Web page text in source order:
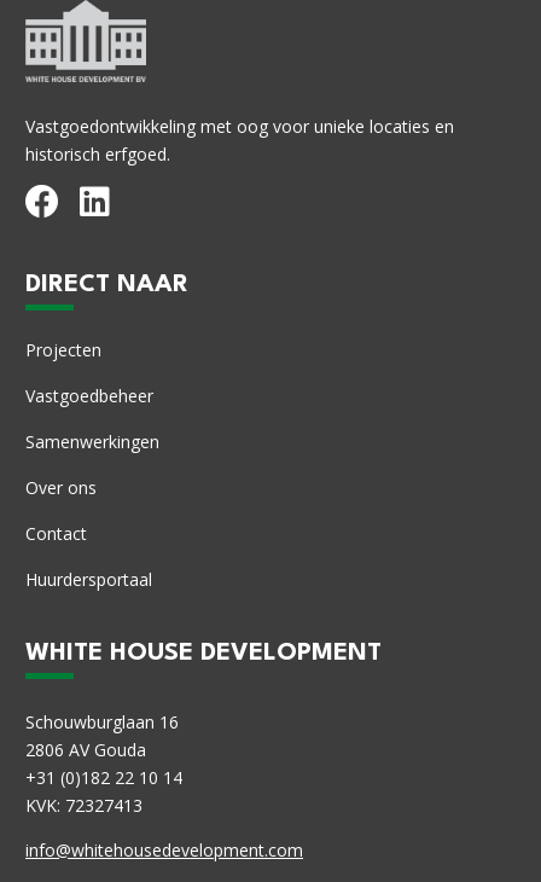
Vastgoedontwikkeling met oog voor unieke locaties en
historisch erfgoed.
DIRECT NAAR
Projecten
Vastgoedbeheer
Samenwerkingen
Over ons
Contact
Huurdersportaal
WHITE HOUSE DEVELOPMENT
Schouwburglaan 16
2806 AV Gouda
+31 (0)182 22 10 14
KVK: 72327413
info@whitehousedevelopment.com